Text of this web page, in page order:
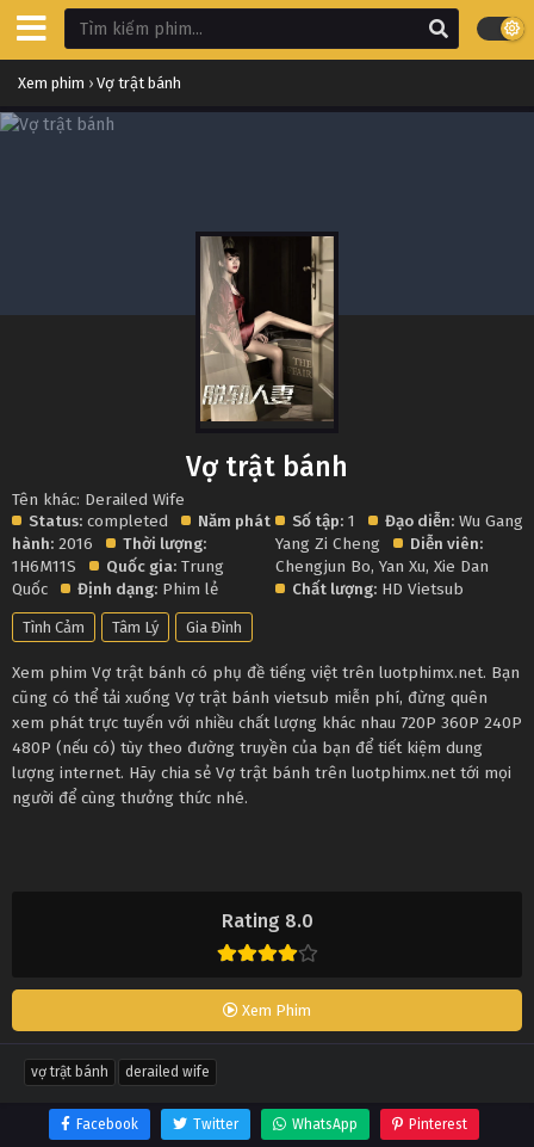
Xem phim › Vợ trật bánh
Rating 8.0
Xem Phim
Vợ trật bánh
Tên khác: Derailed Wife
Status: completed
Năm phát
hành: 2016
Thời lượng:
1H6M11S
Quốc gia: Trung
Quốc
Định dạng: Phim lẻ
Số tập: 1 Đạo diễn: Wu Gang
Yang Zi Cheng
Diễn viên:
Chengjun Bo,Yan Xu,Xie Dan
Chất lượng: HD Vietsub
Tình Cảm Tâm Lý Gia Đình
Xem phim Vợ trật bánh có phụ đề tiếng việt trên luotphimx.net. Bạn
cũng có thể tải xuống Vợ trật bánh vietsub miễn phí, đừng quên
xem phát trực tuyến với nhiều chất lượng khác nhau 720P 360P 240P
480P (nếu có) tùy theo đường truyền của bạn để tiết kiệm dung
lượng internet. Hãy chia sẻ Vợ trật bánh trên luotphimx.net tới mọi
người để cùng thưởng thức nhé.
vợ trật bánh derailed wife
Facebook Twitter WhatsApp Pinterest